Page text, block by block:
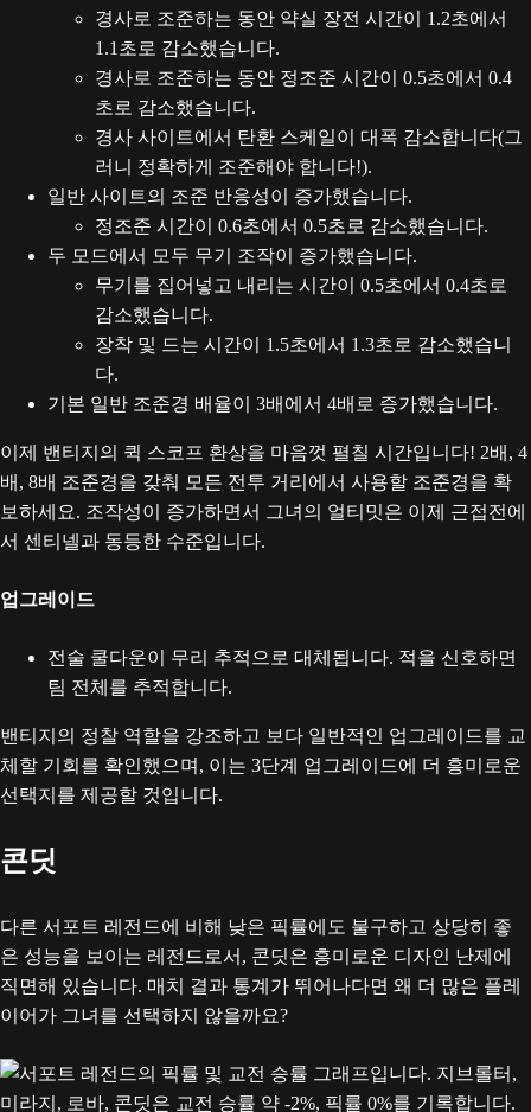
경사로 조준하는 동안 약실 장전 시간이 1.2초에서
1.1초로 감소했습니다.
경사로 조준하는 동안 정조준 시간이 0.5초에서 0.4
초로 감소했습니다.
경사 사이트에서 탄환 스케일이 대폭 감소합니다(그
러니 정확하게 조준해야 합니다!).
일반 사이트의 조준 반응성이 증가했습니다.
정조준 시간이 0.6초에서 0.5초로 감소했습니다.
두 모드에서 모두 무기 조작이 증가했습니다.
무기를 집어넣고 내리는 시간이 0.5초에서 0.4초로
감소했습니다.
장착 및 드는 시간이 1.5초에서 1.3초로 감소했습니
다.
기본 일반 조준경 배율이 3배에서 4배로 증가했습니다.
이제 밴티지의 퀵 스코프 환상을 마음껏 펼칠 시간입니다! 2배, 4
배, 8배 조준경을 갖춰 모든 전투 거리에서 사용할 조준경을 확
보하세요. 조작성이 증가하면서 그녀의 얼티밋은 이제 근접전에
서 센티넬과 동등한 수준입니다.
업그레이드
전술 쿨다운이 무리 추적으로 대체됩니다. 적을 신호하면
팀 전체를 추적합니다.
밴티지의 정찰 역할을 강조하고 보다 일반적인 업그레이드를 교
체할 기회를 확인했으며, 이는 3단계 업그레이드에 더 흥미로운
선택지를 제공할 것입니다.
콘딧
다른 서포트 레전드에 비해 낮은 픽률에도 불구하고 상당히 좋
은 성능을 보이는 레전드로서, 콘딧은 흥미로운 디자인 난제에
직면해 있습니다. 매치 결과 통계가 뛰어나다면 왜 더 많은 플레
이어가 그녀를 선택하지 않을까요?